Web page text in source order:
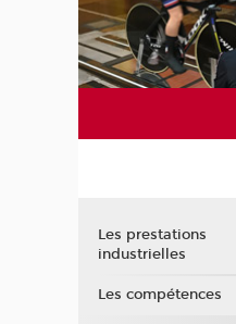
Les prestations
industrielles
Les compétences